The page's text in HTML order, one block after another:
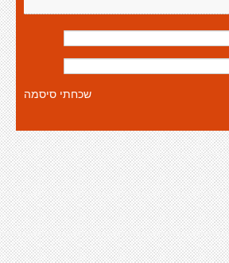
שכחתי סיסמה